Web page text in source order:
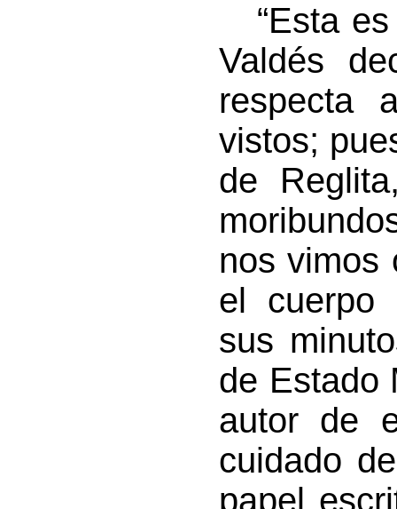
“Esta es
Valdés
respecta
vistos;
de
nos vimos
el cuerpo
sus
de Estado
autor de
cuidado
papel